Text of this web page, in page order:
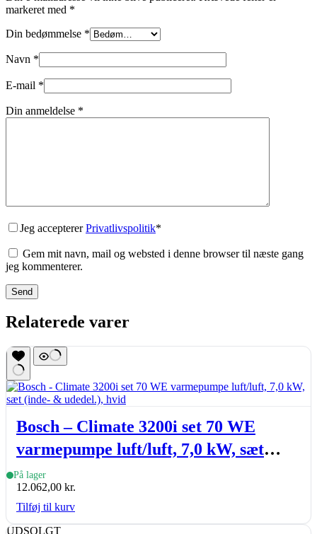
markeret med *
Din bedømmelse *
Navn *
E-mail *
Din anmeldelse *
Jeg acceptererPrivatlivspolitik*
Gem mit navn, mail og websted i denne browser til næste gang
jeg kommenterer.
Send
Relaterede varer
Bosch – Climate 3200i set 70 WE
varmepumpe luft/luft, 7,0 kW, sæt
(inde- & udedel.), hvid
På lager
12.062,00 kr.
Tilføj til kurv
UDSOLGT